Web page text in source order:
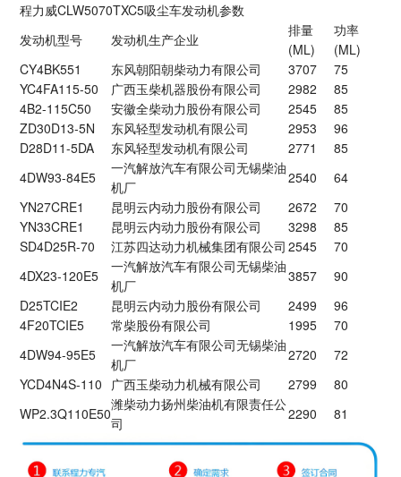
程力威CLW5070TXC5吸尘车发动机参数
发动机型号
发动机生产企业
排量
(ML)
功率
(ML)
CY4BK551
东风朝阳朝柴动力有限公司 3707
75
YC4FA115-50
广西玉柴机器股份有限公司 2982
85
4B2-115C50
安徽全柴动力股份有限公司 2545
85
ZD30D13-5N
东风轻型发动机有限公司 2953
96
D28D11-5DA
东风轻型发动机有限公司 2771
85
4DW93-84E5
一汽解放汽车有限公司无锡柴油
机厂
2540
64
YN27CRE1
昆明云内动力股份有限公司 2672
70
YN33CRE1
昆明云内动力股份有限公司 3298
85
SD4D25R-70
江苏四达动力机械集团有限公司 2545
70
4DX23-120E5
一汽解放汽车有限公司无锡柴油
机厂
3857
90
D25TCIE2
昆明云内动力股份有限公司 2499
96
4F20TCIE5
常柴股份有限公司 1995
70
4DW94-95E5
一汽解放汽车有限公司无锡柴油
机厂
2720
72
YCD4N4S-110 广西玉柴动力机械有限公司 2799
80
WP2.3Q110E50
潍柴动力扬州柴油机有限责任公
司
2290 81